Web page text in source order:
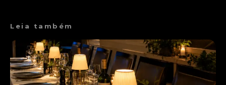
Leia também